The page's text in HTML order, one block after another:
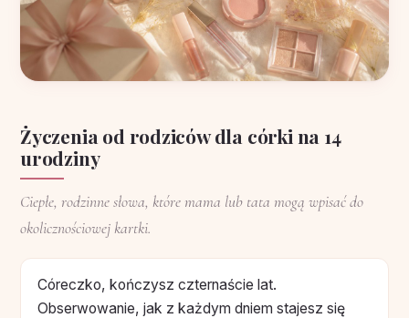
Życzenia od rodziców dla córki na 14
urodziny
Ciepłe, rodzinne słowa, które mama lub tata mogą wpisać do
okolicznościowej kartki.
Córeczko, kończysz czternaście lat.
Obserwowanie, jak z każdym dniem stajesz się